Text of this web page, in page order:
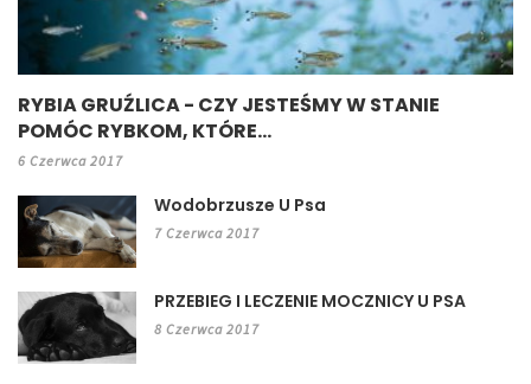
RYBIA GRUŹLICA - CZY JESTEŚMY W STANIE
POMÓC RYBKOM, KTÓRE...
6 Czerwca 2017
Wodobrzusze U Psa
7 Czerwca 2017
PRZEBIEG I LECZENIE MOCZNICY U PSA
8 Czerwca 2017